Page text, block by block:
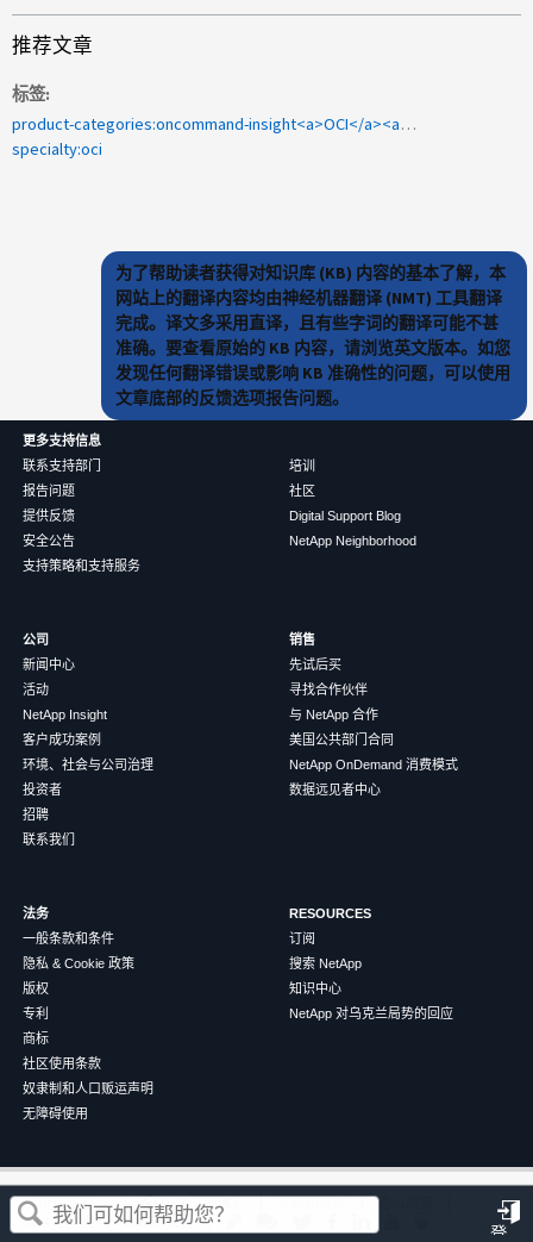
登
这篇文章对您有帮助吗？
推荐文章
标签
product-categories:oncommand-insight<a>OCI</a><a> OnCommand Insight</a><a> 2009 342458</a>
specialty:oci
为了帮助读者获得对知识库 (KB) 内容的基本了解，本
网站上的翻译内容均由神经机器翻译 (NMT) 工具翻译
完成。译文多采用直译，且有些字词的翻译可能不甚
准确。要查看原始的 KB 内容，请浏览英文版本。如您
发现任何翻译错误或影响 KB 准确性的问题，可以使用
文章底部的反馈选项报告问题。
更多支持信息
联系支持部门
报告问题
提供反馈
安全公告
支持策略和支持服务
培训
社区
Digital Support Blog
NetApp Neighborhood
公司
新闻中心
活动
NetApp Insight
客户成功案例
环境、社会与公司治理
投资者
招聘
联系我们
销售
先试后买
寻找合作伙伴
与 NetApp 合作
美国公共部门合同
NetApp OnDemand 消费模式
数据远见者中心
法务
一般条款和条件
隐私 & Cookie 政策
版权
专利
商标
社区使用条款
奴隶制和人口贩运声明
无障碍使用
RESOURCES
订阅
搜索 NetApp
知识中心
NetApp 对乌克兰局势的回应
©2026NetApp 中文（简体）
隐私政策
Cookie 政策
Cookie 设置